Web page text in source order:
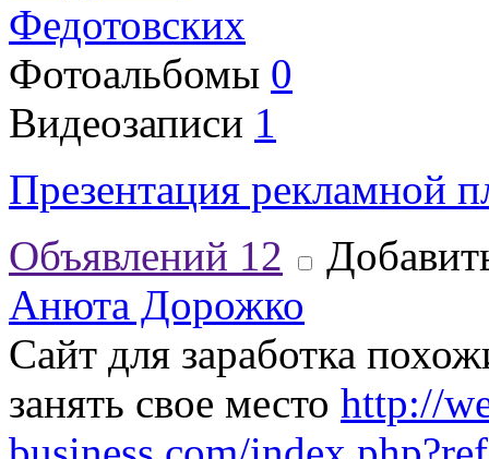
Федотовских
Фотоальбомы 0
Видеозаписи 1
Презентация рекламной
Объявлений 12
Анюта Дорожко
Сайт для заработка
занять свое место http://